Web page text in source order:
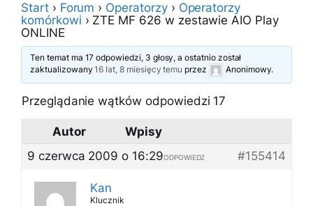
Start › Forum › Operatorzy › Operatorzy
komórkowi › ZTE MF 626 w zestawie AIO Play
ONLINE
Ten temat ma 17 odpowiedzi, 3 głosy, a ostatnio został
zaktualizowany16 lat, 8 miesięcy temu przez Anonimowy.
Przeglądanie wątków odpowiedzi 17
Autor
Wpisy
9 czerwca 2009 o 16:29
#155414
ODPOWIEDZ
Kan
Klucznik